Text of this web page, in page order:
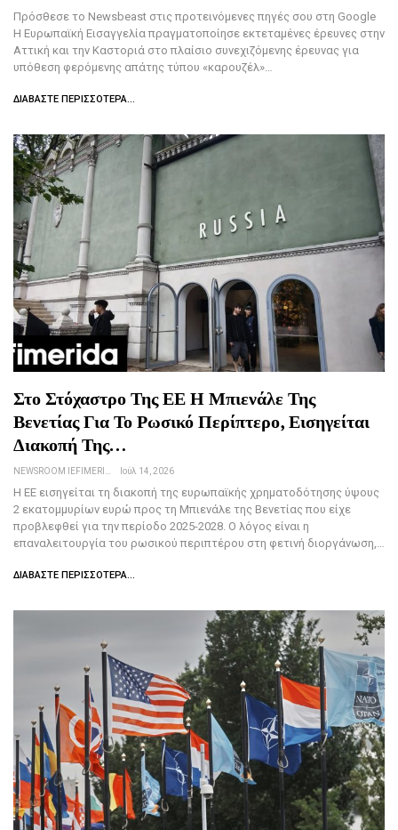
Πρόσθεσε το Newsbeast στις προτεινόμενες πηγές σου στη Google
Η Ευρωπαϊκή Εισαγγελία πραγματοποίησε εκτεταμένες έρευνες στην
Αττική και την Καστοριά στο πλαίσιο συνεχιζόμενης έρευνας για
υπόθεση φερόμενης απάτης τύπου «καρουζέλ»…
ΔΙΑΒΆΣΤΕ ΠΕΡΙΣΣΌΤΕΡΑ...
Στο Στόχαστρο Της ΕΕ Η Μπιενάλε Της
Βενετίας Για Το Ρωσικό Περίπτερο, Εισηγείται
Διακοπή Της…
Ιούλ 14, 2026
Η ΕΕ εισηγείται τη διακοπή της ευρωπαϊκής χρηματοδότησης ύψους
2 εκατομμυρίων ευρώ προς τη Μπιενάλε της Βενετίας που είχε
προβλεφθεί για την περίοδο 2025-2028. Ο λόγος είναι η
επαναλειτουργία του ρωσικού περιπτέρου στη φετινή διοργάνωση,…
ΔΙΑΒΆΣΤΕ ΠΕΡΙΣΣΌΤΕΡΑ...